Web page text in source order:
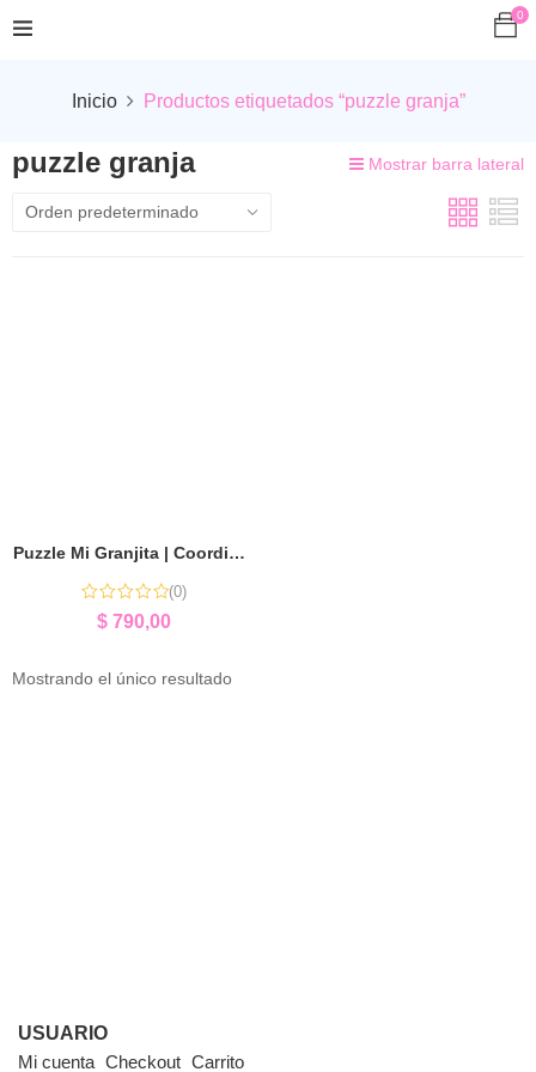
0
Inicio Productos etiquetados “puzzle granja”
puzzle granja Mostrar barra lateral
Puzzle Mi Granjita | Coordinación y Aprendizaje Temprano
(0)
$ 790,00
Mostrando el único resultado
USUARIO
Mi cuenta Checkout Carrito